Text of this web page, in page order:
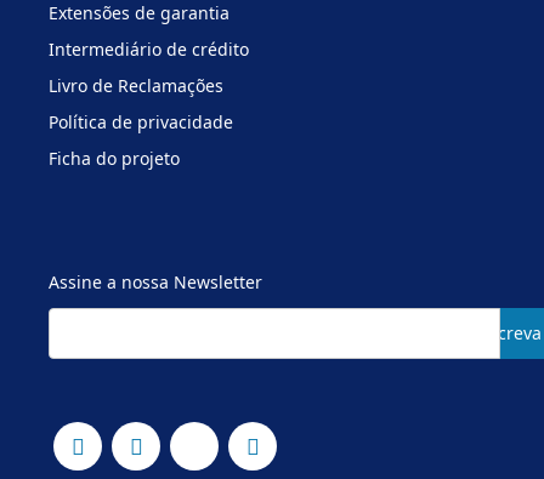
Extensões de garantia
Intermediário de crédito
Livro de Reclamações
Política de privacidade
Ficha do projeto
Assine a nossa Newsletter
Subscreva